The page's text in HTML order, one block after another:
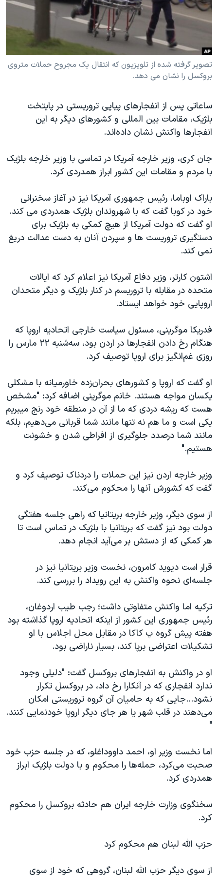
فرهنگ و زندگی
حقوق شهروندی
اقتصادی
علم و فناوری
اسرائیل در جنگ
آرشیو پخش زنده
مستندها
انتخابات ریاست جمهوری آمریکا ۲۰۲۴
حمله جمهوری اسلامی به اسرائیل
رمز مهسا
ورزش زنان در ایران
مجموعه مستندهای دادخواهی
تریبونال مردمی آبان ۹۸
چهل سال گروگان‌گیری
اعتراضات مردمی آبان ۹۸
اسرائیل در جنگ
نرگس محمدی برنده جایزه نوبل صلح
همایش محافظه‌کاران آمریکا «سی‌پک»
صفحه‌های ویژه
سفر پرزیدنت ترامپ به چین
دنبال کنید
زبانهای مختلف
تصویر گرفته شده از تلویزیون که انتقال یک مجروح حملات متروی
بروکسل را نشان می دهد.
ساعاتی پس از انفجارهای پیاپی تروریستی در پایتخت
بلژیک، مقامات بین المللی و کشورهای دیگر به این
انفجارها واکنش نشان داده‌اند.
جان کری، وزیر خارجه آمریکا در تماسی با وزیر خارجه بلژیک
با مردم و مقامات این کشور ابراز همدردی کرد.
باراک اوباما، رئیس جمهوری آمریکا نیز در آغاز سخنرانی
خود در کوبا گفت که با شهروندان بلژیک همدردی می کند.
او گفت که دولت آمریکا از هیچ کمکی به بلژیک برای
دستگیری تروریست ها و سپردن آنان به دست عدالت دریغ
نمی کند.
اشتون کارتر، وزیر دفاع آمریکا نیز اعلام کرد که ایالات
متحده در مقابله با تروریسم در کنار بلژیک و دیگر متحدان
اروپایی خود خواهد ایستاد.
فدریکا موگرینی، مسئول سیاست خارجی اتحادیه اروپا که
هنگام رخ دادن انفجارها در اردن بود، سه‌شنبه ۲۲ مارس را
روزی غم‌انگیز برای اروپا توصیف کرد.
او گفت که اروپا و کشورهای بحران‌زده خاورمیانه با مشکلی
یکسان مواجه هستند. خانم موگرینی اضافه کرد: "مشخص
هست که ریشه دردی که ما از آن در منطقه خود رنج میبریم
یکی است و ما هم نه تنها مانند شما قربانی می‌دهیم، بلکه
مانند شما درصدد جلوگیری از افراطی شدن و خشونت
هستیم."
وزیر خارجه اردن نیز این حملات را دردناک توصیف کرد و
گفت که کشورش آنها را محکوم می‌کند.
از سوی دیگر، وزیر خارجه بریتانیا که راهی جلسه هفتگی
دولت بود نیز گفت که بریتانیا با بلژیک در تماس است تا
هر کمکی که از دستش بر می‌آید انجام دهد.
قرار است دیوید کامرون، نخست وزیر بریتانیا نیز در
جلسه‌ای نحوه واکنش به این رویداد را بررسی کند.
ترکیه اما واکنش متفاوتی داشت؛ رجب طیب اردوغان،
رئیس جمهوری این کشور از اینکه اتحادیه اروپا گذاشته بود
هفته پیش گروه پ کاکا در مقابل محل اجلاس با او
تشکیلات اعتراضی برپا کند، بسیار ناراضی بود.
او در واکنش به انفجارهای بروکسل گفت: "دلیلی وجود
ندارد انفجاری که در آنکارا رخ داد، در بروکسل تکرار
نشود...جایی که به حامیان آن گروه تروریستی امکان
می‌دهند در قلب شهر یا هر جای دیگر اروپا خودنمایی کنند.
"
اما نخست وزیر او، احمد داووداغلو، که در جلسه حزب خود
صحبت می‌کرد، حمله‌ها را محکوم و با دولت بلژیک ابراز
همدردی کرد.
سخنگوی وزارت خارجه ایران هم حادثه بروکسل را محکوم
کرد.
حزب الله لبنان هم محکوم کرد
از سوی دیگر حزب الله لبنان، گروهی که خود از سوی